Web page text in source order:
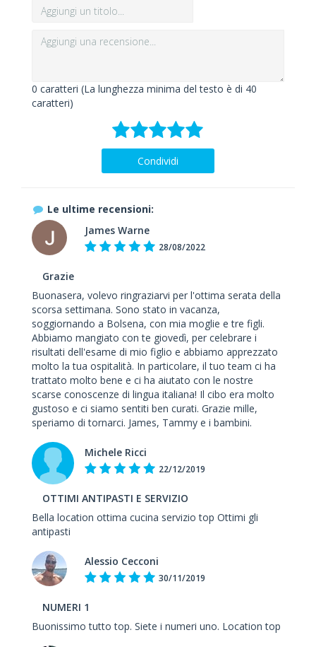
0 caratteri (La lunghezza minima del testo è di 40
caratteri)
Condividi
Le ultime recensioni:
James Warne
28/08/2022
Grazie
Buonasera, volevo ringraziarvi per l'ottima serata della
scorsa settimana. Sono stato in vacanza,
soggiornando a Bolsena, con mia moglie e tre figli.
Abbiamo mangiato con te giovedì, per celebrare i
risultati dell'esame di mio figlio e abbiamo apprezzato
molto la tua ospitalità. In particolare, il tuo team ci ha
trattato molto bene e ci ha aiutato con le nostre
scarse conoscenze di lingua italiana! Il cibo era molto
gustoso e ci siamo sentiti ben curati. Grazie mille,
speriamo di tornarci. James, Tammy e i bambini.
Michele Ricci
22/12/2019
OTTIMI ANTIPASTI E SERVIZIO
Bella location ottima cucina servizio top Ottimi gli
antipasti
Alessio Cecconi
30/11/2019
NUMERI 1
Buonissimo tutto top. Siete i numeri uno. Location top